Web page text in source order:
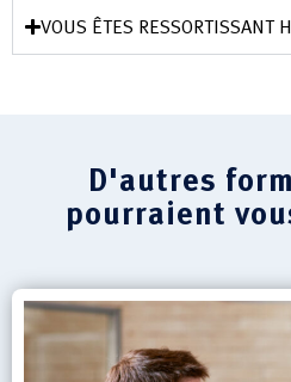
VOUS ÊTES RESSORTISSANT
D'autres
pourraient